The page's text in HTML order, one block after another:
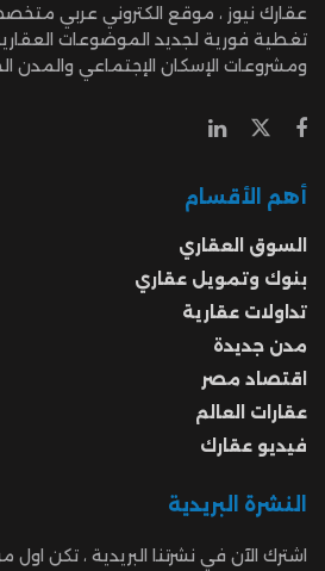
عقارك نيوز ، موقع الكتروني عربي
تغطية فورية لجديد الموضوعات
ومشروعات الإسكان الإجتماعي والمدن
أهم الأقسام
السوق العقاري
بنوك وتمويل عقاري
تداولات عقارية
مدن جديدة
اقتصاد مصر
عقارات العالم
فيديو عقارك
النشرة البريدية
اشترك الآن في نشرتنا البريدية ، تكن